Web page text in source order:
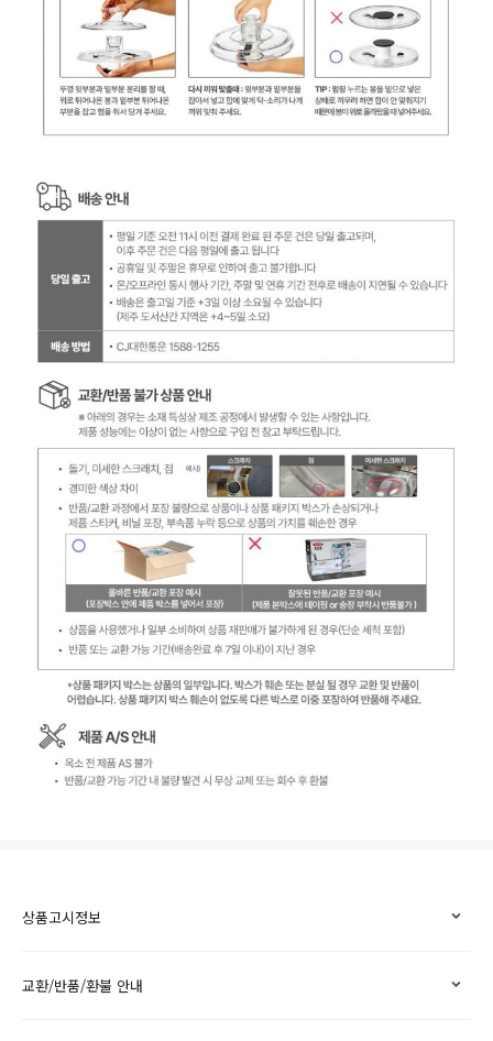
상품고시정보
교환/반품/환불 안내